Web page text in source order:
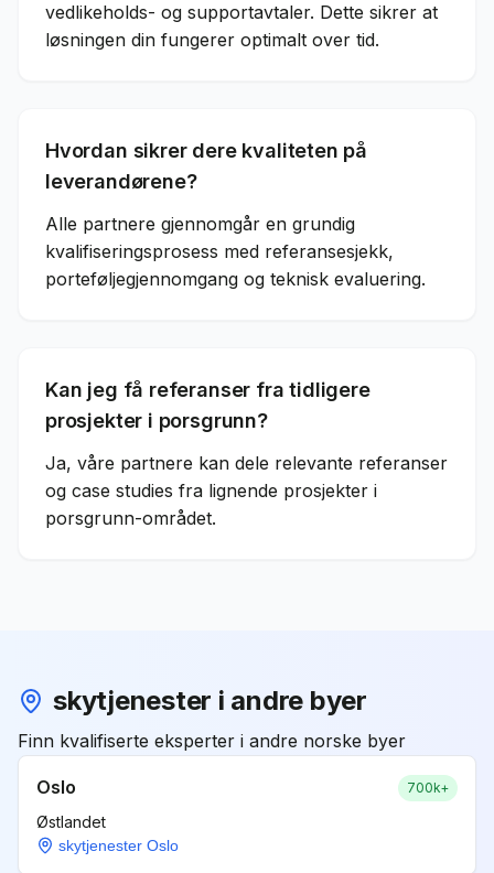
vedlikeholds- og supportavtaler. Dette sikrer at
løsningen din fungerer optimalt over tid.
Hvordan sikrer dere kvaliteten på
leverandørene?
Alle partnere gjennomgår en grundig
kvalifiseringsprosess med referansesjekk,
porteføljegjennomgang og teknisk evaluering.
Kan jeg få referanser fra tidligere
prosjekter i porsgrunn?
Ja, våre partnere kan dele relevante referanser
og case studies fra lignende prosjekter i
porsgrunn-området.
skytjenester i andre byer
Finn kvalifiserte eksperter i andre norske byer
Oslo 700k+
Østlandet
skytjenester Oslo